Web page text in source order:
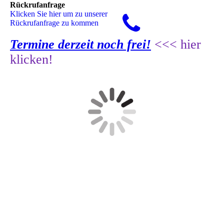
Rückrufanfrage
Klicken Sie hier um zu unserer
Rückrufanfrage zu kommen
Termine derzeit noch frei! <<< hier
klicken!